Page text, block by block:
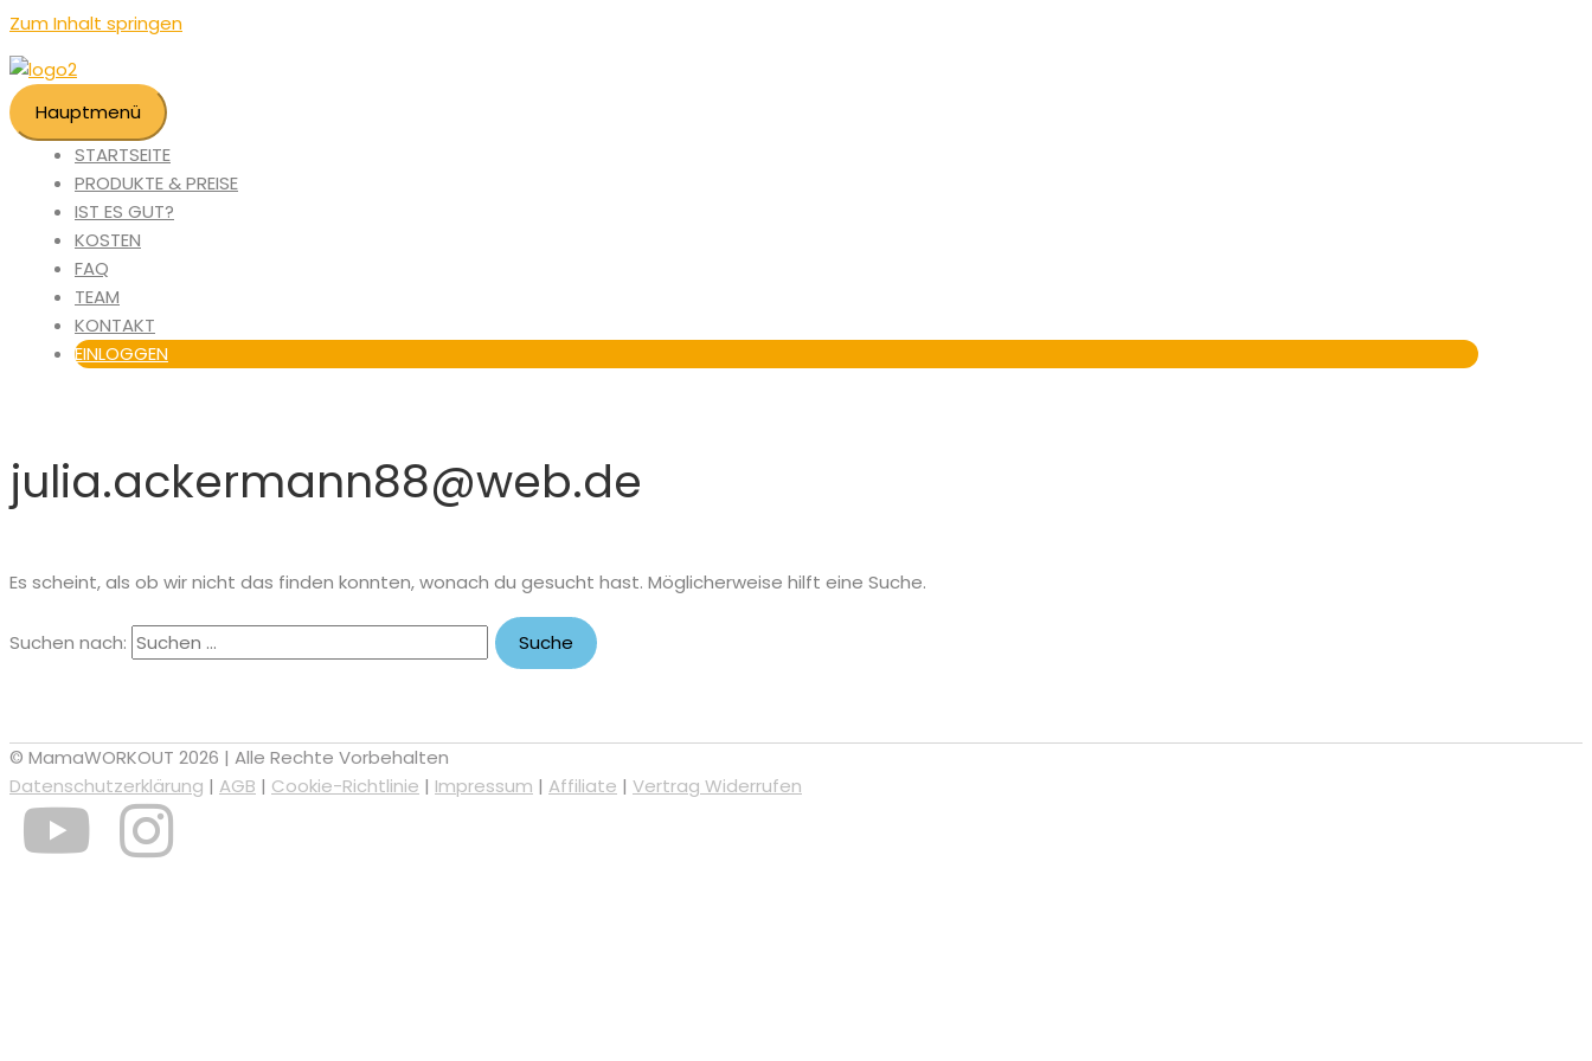
Zum Inhalt springen
Hauptmenü
STARTSEITE
PRODUKTE & PREISE
IST ES GUT?
KOSTEN
FAQ
TEAM
KONTAKT
EINLOGGEN
julia.ackermann88@web.de
Es scheint, als ob wir nicht das finden konnten, wonach du gesucht hast. Möglicherweise hilft eine Suche.
Suchen nach:
© MamaWORKOUT 2026 | Alle Rechte Vorbehalten
Datenschutzerklärung | AGB | Cookie-Richtlinie | Impressum | Affiliate | Vertrag Widerrufen